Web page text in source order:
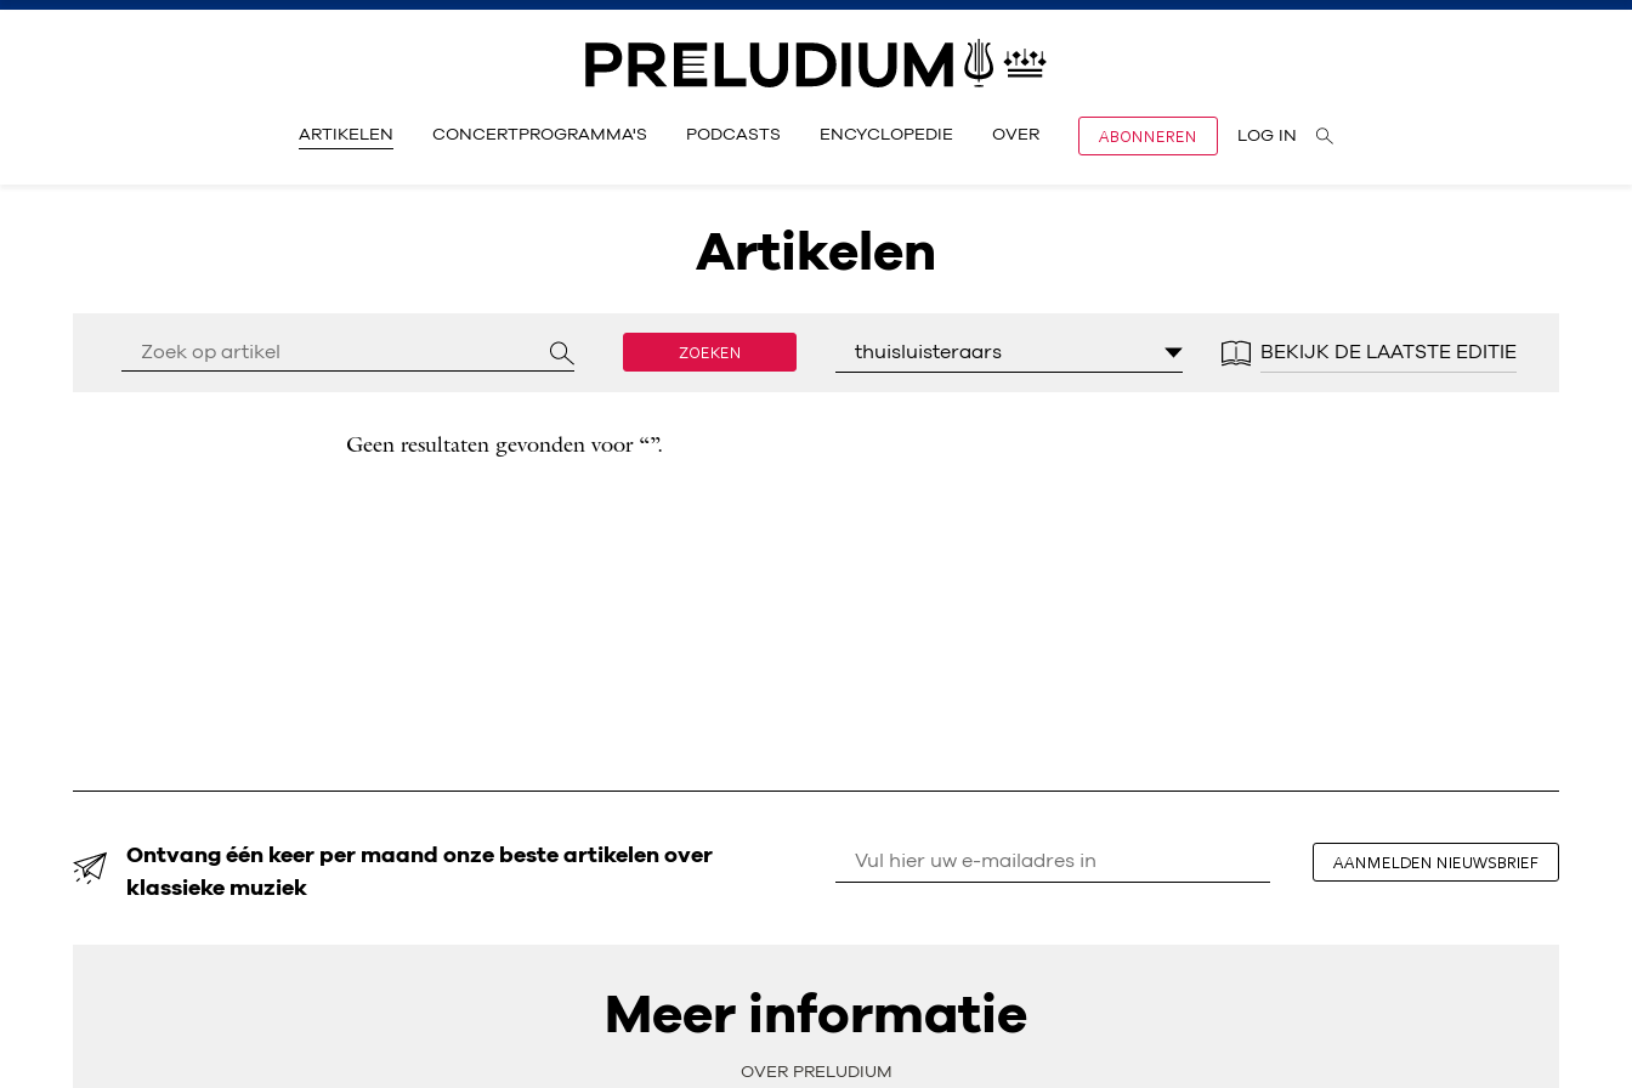
ARTIKELEN CONCERTPROGRAMMA'S PODCASTS ENCYCLOPEDIE OVER ABONNEREN LOG IN
Artikelen
ZOEKEN thuisluisteraars BEKIJK DE LAATSTE EDITIE
Geen resultaten gevonden voor “”.
Ontvang één keer per maand onze beste artikelen over
klassieke muziek
AANMELDEN NIEUWSBRIEF
Meer informatie
OVER PRELUDIUM